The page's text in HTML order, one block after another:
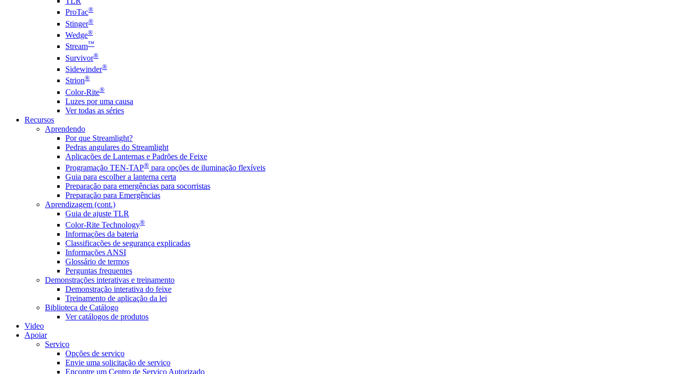
ProTac®
Stinger®
Wedge®
Stream™
Survivor®
Sidewinder®
Strion®
Color-Rite®
Luzes por uma causa
Ver todas as séries
Recursos
Aprendendo
Por que Streamlight?
Pedras angulares do Streamlight
Aplicações de Lanternas e Padrões de Feixe
Programação TEN-TAP® para opções de iluminação flexíveis
Guia para escolher a lanterna certa
Preparação para emergências para socorristas
Preparação para Emergências
Aprendizagem (cont.)
Guia de ajuste TLR
Color-Rite Technology®
Informações da bateria
Classificações de segurança explicadas
Informações ANSI
Glossário de termos
Perguntas frequentes
Demonstrações interativas e treinamento
Demonstração interativa do feixe
Treinamento de aplicação da lei
Biblioteca de Catálogo
Ver catálogos de produtos
Video
Apoiar
Serviço
Opções de serviço
Envie uma solicitação de serviço
Encontre um Centro de Serviço Autorizado